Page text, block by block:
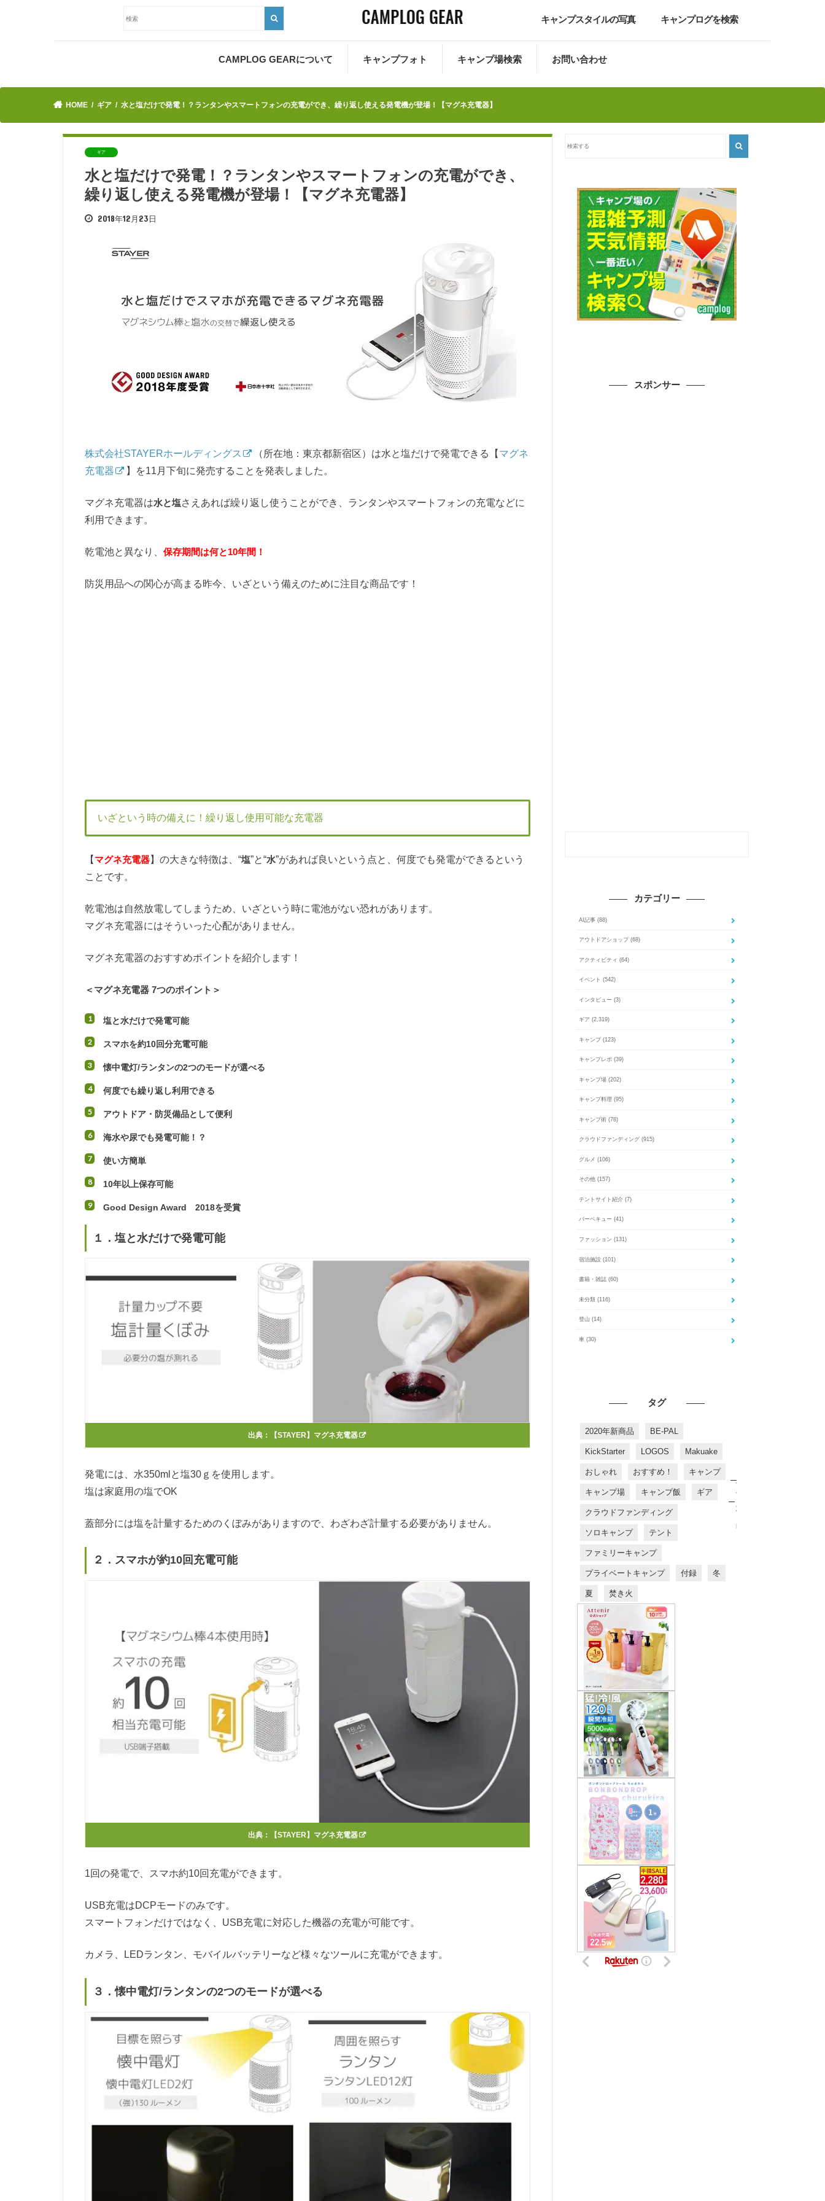
キャンプスタイルの写真 キャンプログを検索
CAMPLOG GEARについて キャンプフォト キャンプ場検索 お問い合わせ
HOME ギア 水と塩だけで発電！？ランタンやスマートフォンの充電ができ、繰り返し使える発電機が登場！【マグネ充電器】
ギア
水と塩だけで発電！？ランタンやスマートフォンの充電ができ、
繰り返し使える発電機が登場！【マグネ充電器】
2018年12月23日
株式会社STAYERホールディングス （所在地：東京都新宿区）は水と塩だけで発電できる【 マグネ
充電器
】を11月下旬に発売することを発表しました。
マグネ充電器は水と塩さえあれば繰り返し使うことができ、ランタンやスマートフォンの充電などに
利用できます。
乾電池と異なり、保存期間は何と10年間！
防災用品への関心が高まる昨今、いざという備えのために注目な商品です！
いざという時の備えに！繰り返し使用可能な充電器
【 マグネ充電器】の大きな特徴は、“塩”と“水”があれば良いという点と、何度でも発電ができるという
ことです。
乾電池は自然放電してしまうため、いざという時に電池がない恐れがあります。
マグネ充電器にはそういった心配がありません。
マグネ充電器のおすすめポイントを紹介します！
＜マグネ充電器 7つのポイント＞
塩と水だけで発電可能
スマホを約10回分充電可能
懐中電灯/ランタンの2つのモードが選べる
何度でも繰り返し利用できる
アウトドア・防災備品として便利
海水や尿でも発電可能！？
使い方簡単
10年以上保存可能
Good Design Award 2018を受賞
１．塩と水だけで発電可能
出典： 【STAYER】マグネ充電器
発電には、水350mlと塩30ｇを使用します。
塩は家庭用の塩でOK
蓋部分には塩を計量するためのくぼみがありますので、わざわざ計量する必要がありません。
２．スマホが約10回充電可能
出典： 【STAYER】マグネ充電器
1回の発電で、スマホ約10回充電ができます。
USB充電はDCPモードのみです。
スマートフォンだけではなく、USB充電に対応した機器の充電が可能です。
カメラ、LEDランタン、モバイルバッテリーなど様々なツールに充電ができます。
３．懐中電灯/ランタンの2つのモードが選べる
スポンサー
カテゴリー
AI記事 (88)
アウトドアショップ (68)
アクティビティ (64)
イベント (542)
インタビュー (3)
ギア (2,319)
キャンプ (123)
キャンプレポ (39)
キャンプ場 (202)
キャンプ料理 (95)
キャンプ術 (78)
クラウドファンディング (915)
グルメ (106)
その他 (157)
テントサイト紹介 (7)
バーベキュー (41)
ファッション (131)
宿泊施設 (101)
書籍・雑誌 (60)
未分類 (116)
登山 (14)
車 (30)
タグ
2020年新商品 BE-PAL
KickStarter LOGOS Makuake
おしゃれ おすすめ！ キャンプ
キャンプ場 キャンプ飯 ギア
クラウドファンディング
ソロキャンプ テント
ファミリーキャンプ
プライベートキャンプ 付録 冬
夏 焚き火
す
す
め
商
品